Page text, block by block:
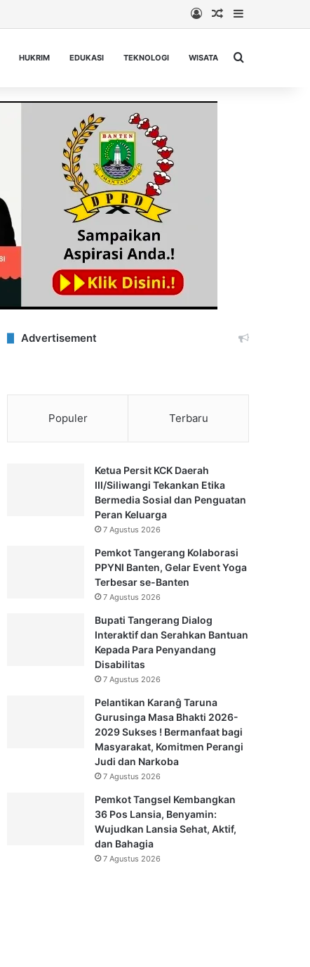
Log InRandom Article
HUKRIM EDUKASI TEKNOLOGI WISATA Cari berita...
Advertisement
Populer Terbaru
Ketua Persit KCK Daerah
III/Siliwangi Tekankan Etika
Bermedia Sosial dan Penguatan
Peran Keluarga
7 Agustus 2026
Pemkot Tangerang Kolaborasi
PPYNI Banten, Gelar Event Yoga
Terbesar se-Banten
7 Agustus 2026
Bupati Tangerang Dialog
Interaktif dan Serahkan Bantuan
Kepada Para Penyandang
Disabilitas
7 Agustus 2026
Pelantikan Karanĝ Taruna
Gurusinga Masa Bhakti 2026-
2029 Sukses ! Bermanfaat bagi
Masyarakat, Komitmen Perangi
Judi dan Narkoba
7 Agustus 2026
Pemkot Tangsel Kembangkan
36 Pos Lansia, Benyamin:
Wujudkan Lansia Sehat, Aktif,
dan Bahagia
7 Agustus 2026